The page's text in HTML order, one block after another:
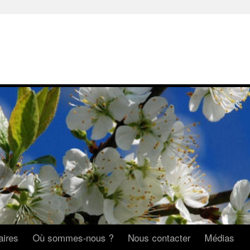
Où sommes-nous ? Nous contacter Médias